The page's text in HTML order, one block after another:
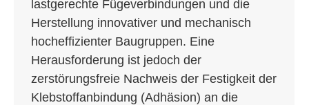
lastgerechte Fügeverbindungen und die
Herstellung innovativer und mechanisch
hocheffizienter Baugruppen. Eine
Herausforderung ist jedoch der
zerstörungsfreie Nachweis der Festigkeit der
Klebstoffanbindung (Adhäsion) an die